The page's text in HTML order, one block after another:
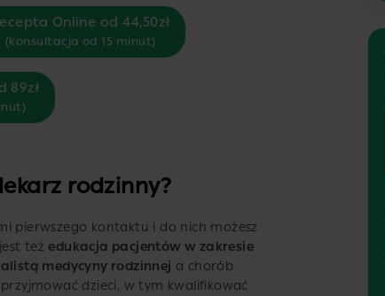
Online od 44,50zł
(konsultacja od 15 minut)
89zł
rodzinny?
pierwszego kontaktu i do nich możesz
też edukacja pacjentów w zakresie
medycyny rodzinnej a chorób
dzieci, w tym kwalifikować